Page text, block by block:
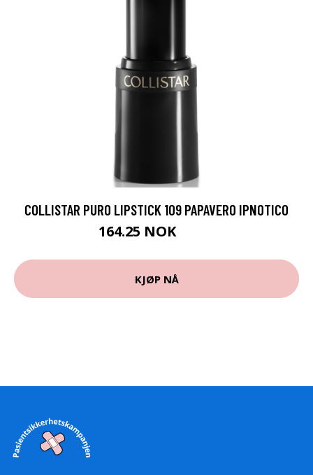
COLLISTAR PURO LIPSTICK 109 PAPAVERO IPNOTICO
164.25 NOK
KJØP NÅ